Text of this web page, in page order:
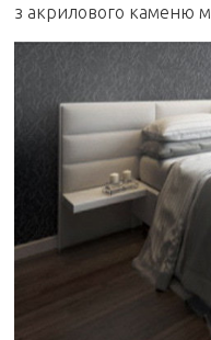
з акрилового каменю